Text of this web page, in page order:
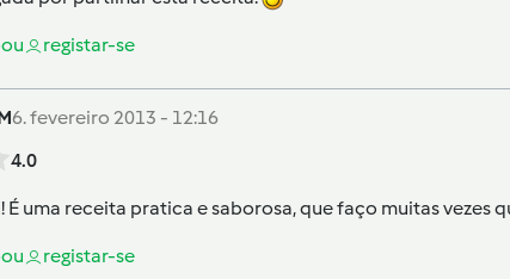
ou registar-se
6. fevereiro 2013 - 12:16
4.0
É uma receita pratica e saborosa, que faço muitas vezes
ou registar-se